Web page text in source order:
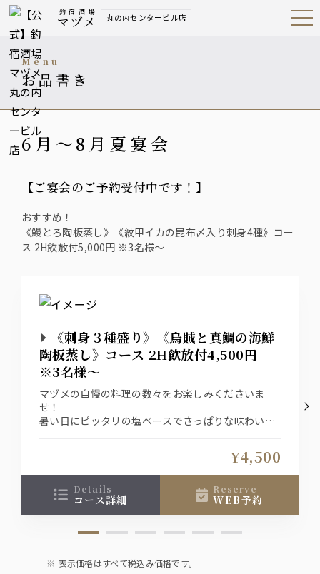
釣宿酒場
マヅメ 丸の内センタービル店 Open
Navig
menu
お品書き
6月～8月夏宴会
【ご宴会のご予約受付中です！】
おすすめ！
《鰻とろ陶板蒸し》《紋甲イカの昆布〆入り刺身4種》コー
ス 2H飲放付5,000円 ※3名様～
《刺身３種盛り》《烏賊と真鯛の海鮮
陶板蒸し》コース 2H飲放付4,500円
※3名様～
マヅメの自慢の料理の数々をお楽しみくださいま
せ！
暑い日にピッタリの塩ベースでさっぱりな味わいの
ザ・プレミアム・モルツ入り2時間飲み放題付きプ
ラン4,500円
¥4,500
details
コース詳細
reserve
WEB予約
表示価格はすべて税込み価格です。